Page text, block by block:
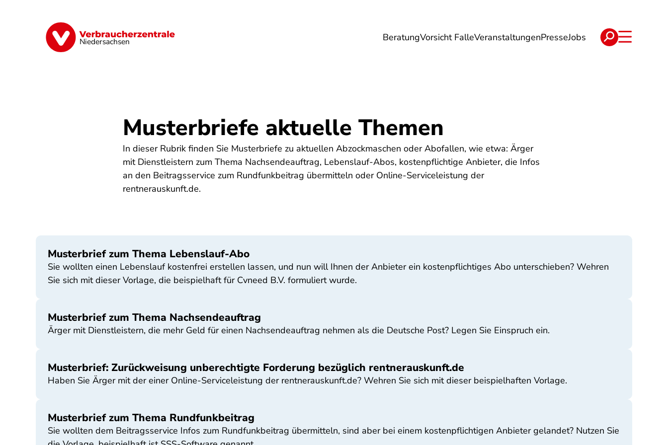
Niedersachsen BeratungVorsicht FalleVeranstaltungenPresseJobs
Digitale Welt Energie Geld & Versicherungen Ernährung Reise Verträge & Reklamation
Musterbriefe aktuelle Themen
In dieser Rubrik finden Sie Musterbriefe zu aktuellen Abzockmaschen oder Abofallen, wie etwa: Ärger
mit Dienstleistern zum Thema Nachsendeauftrag, Lebenslauf-Abos, kostenpflichtige Anbieter, die Infos
an den Beitragsservice zum Rundfunkbeitrag übermitteln oder Online-Serviceleistung der
rentnerauskunft.de.
Musterbrief zum Thema Lebenslauf-Abo
Sie wollten einen Lebenslauf kostenfrei erstellen lassen, und nun will Ihnen der Anbieter ein kostenpflichtiges Abo unterschieben? Wehren
Sie sich mit dieser Vorlage, die beispielhaft für Cvneed B.V. formuliert wurde.
Musterbrief zum Thema Nachsendeauftrag
Ärger mit Dienstleistern, die mehr Geld für einen Nachsendeauftrag nehmen als die Deutsche Post? Legen Sie Einspruch ein.
Musterbrief: Zurückweisung unberechtigte Forderung bezüglich rentnerauskunft.de
Haben Sie Ärger mit der einer Online-Serviceleistung der rentnerauskunft.de? Wehren Sie sich mit dieser beispielhaften Vorlage.
Musterbrief zum Thema Rundfunkbeitrag
Sie wollten dem Beitragsservice Infos zum Rundfunkbeitrag übermitteln, sind aber bei einem kostenpflichtigen Anbieter gelandet? Nutzen Sie